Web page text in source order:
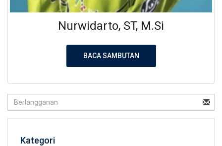
Nurwidarto, ST, M.Si
BACA SAMBUTAN
Kategori